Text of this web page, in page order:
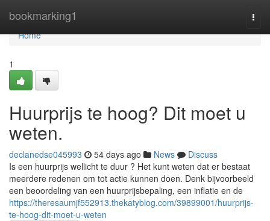
bookmarking1
Home
Home
1
Huurprijs te hoog? Dit moet u
weten.
declanedse045993 54 days ago News
Discuss
Is een huurprijs wellicht te duur ? Het kunt weten dat er bestaat
meerdere redenen om tot actie kunnen doen. Denk bijvoorbeeld
een beoordeling van een huurprijsbepaling, een inflatie en de
https://theresaumjf552913.thekatyblog.com/39899001/huurprijs-
te-hoog-dit-moet-u-weten